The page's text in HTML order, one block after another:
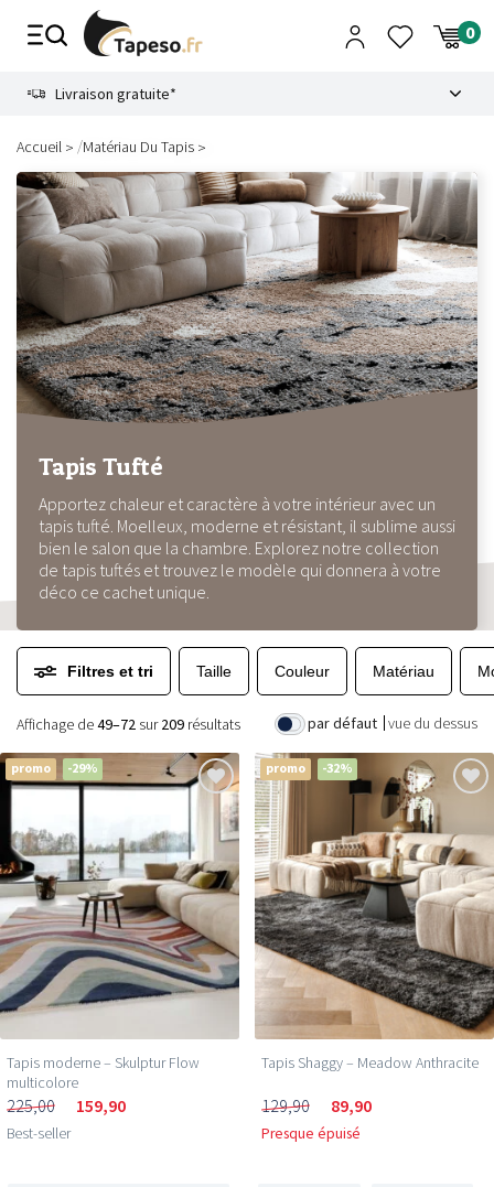
Livraison gratuite*
Accueil /Matériau Du Tapis
Tapis Tufté
Apportez chaleur et caractère à votre intérieur avec un
tapis tufté. Moelleux, moderne et résistant, il sublime aussi
bien le salon que la chambre. Explorez notre collection
de tapis tuftés et trouvez le modèle qui donnera à votre
déco ce cachet unique.
Filtres et tri Taille Couleur Matériau
par défaut vue du dessus
Affichage de49–72 sur209 résultats
promo -29%
Tapis moderne – Skulptur Flow
multicolore
225,00 159,90
Best-seller
promo -32%
Tapis Shaggy – Meadow Anthracite
129,90 89,90
Presque épuisé